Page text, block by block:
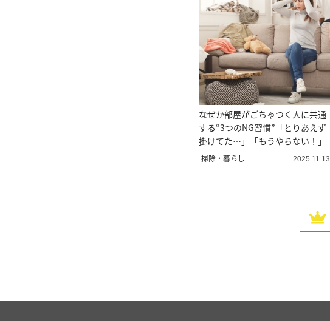
なぜか部屋がごちゃつく人に共通
する“3つのNG習慣”「とりあえず
掛けてた…」「もうやらない！」
掃除・暮らし 2025.11.13